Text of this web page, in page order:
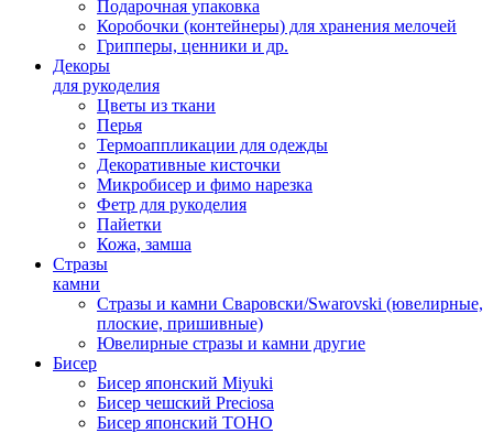
Подарочная упаковка
Коробочки (контейнеры) для хранения мелочей
Грипперы, ценники и др.
Декоры
для рукоделия
Цветы из ткани
Перья
Термоаппликации для одежды
Декоративные кисточки
Микробисер и фимо нарезка
Фетр для рукоделия
Пайетки
Кожа, замша
Стразы
камни
Стразы и камни Сваровски/Swarovski (ювелирные,
плоские, пришивные)
Ювелирные стразы и камни другие
Бисер
Бисер японский Miyuki
Бисер чешский Preciosa
Бисер японский TOHO